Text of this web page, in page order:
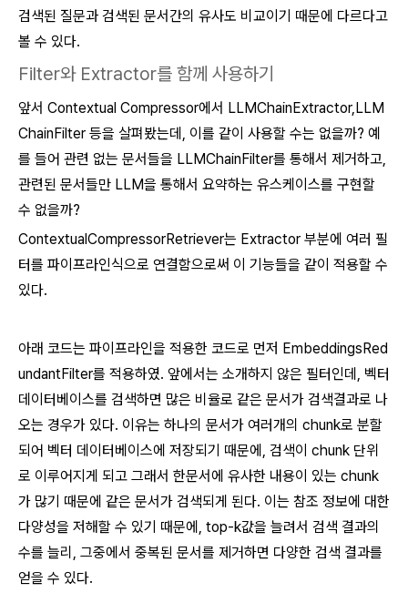
검색된 질문과 검색된 문서간의 유사도 비교이기 때문에 다르다고
볼 수 있다.
Filter와 Extractor를 함께 사용하기
앞서 Contextual Compressor에서 LLMChainExtractor,LLM
ChainFilter 등을 살펴봤는데, 이를 같이 사용할 수는 없을까? 예
를 들어 관련 없는 문서들을 LLMChainFilter를 통해서 제거하고,
관련된 문서들만 LLM을 통해서 요약하는 유스케이스를 구현할
수 없을까?
ContextualCompressorRetriever는 Extractor 부분에 여러 필
터를 파이프라인식으로 연결함으로써 이 기능들을 같이 적용할 수
있다.
아래 코드는 파이프라인을 적용한 코드로 먼저 EmbeddingsRed
undantFilter를 적용하였. 앞에서는 소개하지 않은 필터인데, 벡터
데이터베이스를 검색하면 많은 비율로 같은 문서가 검색결과로 나
오는 경우가 있다. 이유는 하나의 문서가 여러개의 chunk로 분할
되어 벡터 데이터베이스에 저장되기 때문에, 검색이 chunk 단위
로 이루어지게 되고 그래서 한문서에 유사한 내용이 있는 chunk
가 많기 때문에 같은 문서가 검색되게 된다. 이는 참조 정보에 대한
다양성을 저해할 수 있기 때문에, top-k값을 늘려서 검색 결과의
수를 늘리, 그중에서 중복된 문서를 제거하면 다양한 검색 결과를
얻을 수 있다.